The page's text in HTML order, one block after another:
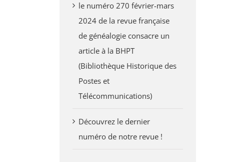
le numéro 270 février-mars
2024 de la revue française
de généalogie consacre un
article à la BHPT
(Bibliothèque Historique des
Postes et
Télécommunications)
Découvrez le dernier
numéro de notre revue !